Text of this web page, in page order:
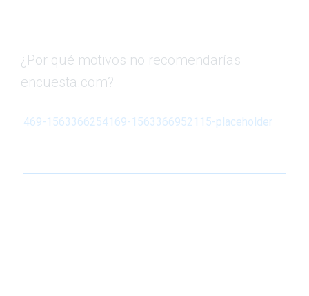
¿Por qué motivos no recomendarías
encuesta.com?